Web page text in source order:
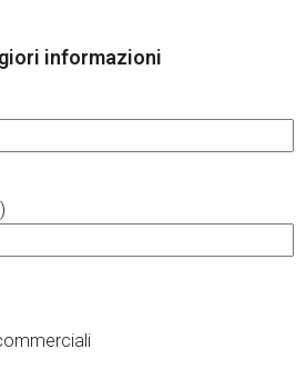
informazioni